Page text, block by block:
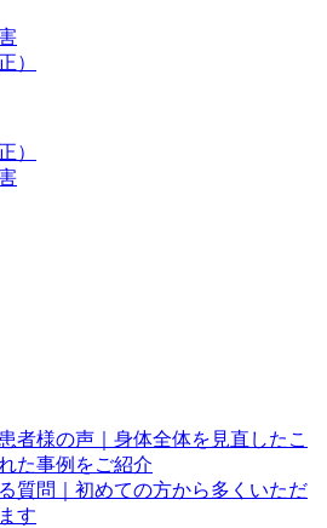
）
）
者様の声｜身体全体を見直したこ
た事例をご紹介
質問｜初めての方から多くいただ
す